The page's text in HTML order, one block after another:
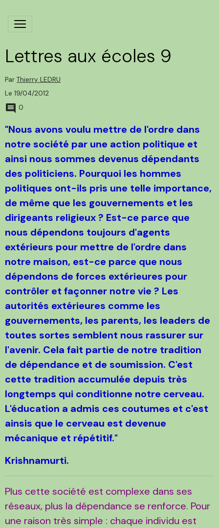
Lettres aux écoles 9
Par Thierry LEDRU
Le 19/04/2012
0
"Nous avons voulu mettre de l'ordre dans
notre société par une action politique et
ainsi nous sommes devenus dépendants
des politiciens. Pourquoi les hommes
politiques ont-ils pris une telle importance,
de même que les gouvernements et les
dirigeants religieux ? Est-ce parce que
nous dépendons toujours d'agents
extérieurs pour mettre de l'ordre dans
notre maison, est-ce parce que nous
dépendons de forces extérieures pour
contrôler et façonner notre vie ? Les
autorités extérieures comme les
gouvernements, les parents, les leaders de
toutes sortes semblent nous rassurer sur
l'avenir. Cela fait partie de notre tradition
de dépendance et de soumission. C'est
cette tradition accumulée depuis très
longtemps qui conditionne notre cerveau.
L'éducation a admis ces coutumes et c'est
ainsis que le cerveau est devenue
mécanique et répétitif."
Krishnamurti.
Plus cette société est complexe dans ses
réseaux, plus la dépendance se renforce. Pour
une raison très simple : chaque individu est